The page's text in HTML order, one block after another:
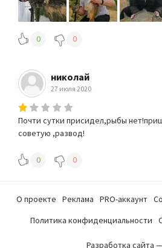
0 0
николай
27 июля 2020
Почти сутки присидел,рыбы
советую ,развод!
0 0
О проекте Реклама PRO-аккаунт
Политика конфиденциальности
Разработка сайта —